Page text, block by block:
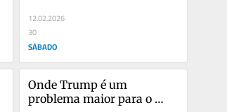
12.02.2026
30
SÁBADO
Onde Trump é um
problema maior para o